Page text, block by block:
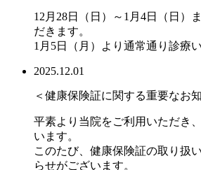
12月28日（日）～1月4日（日）
だきます。
1月5日（月）より通常通り診療
2025.12.01
＜健康保険証に関する重要なお
平素より当院をご利用いただき
います。
このたび、健康保険証の取り扱
らせがございます。